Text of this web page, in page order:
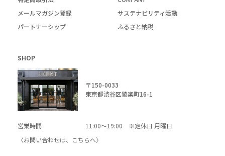
メールマガジン登録
サステナビリティ活動
パートナーシップ
ふるさと納税
SHOP
〒150-0033
東京都渋谷区猿楽町16-1
営業時間
11:00～19:00 ※定休日 月曜日
〈お問い合わせは、
こちらへ〉